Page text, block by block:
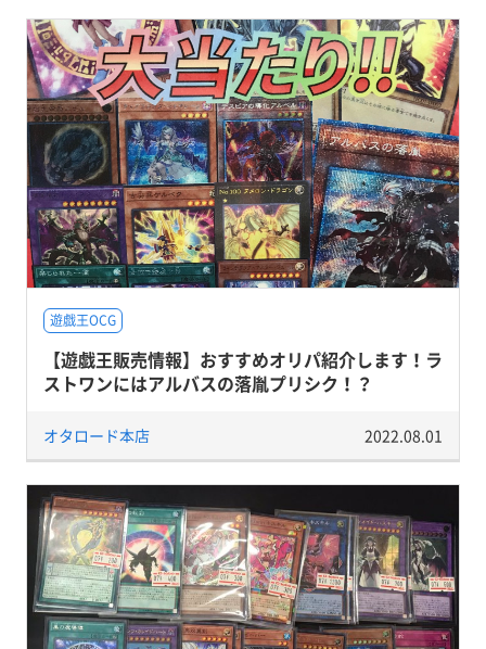
遊戯王OCG
【遊戯王販売情報】おすすめオリパ紹介します！ラ
ストワンにはアルバスの落胤プリシク！？
オタロード本店 2022.08.01